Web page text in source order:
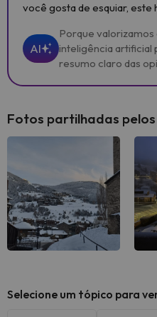
você gosta de esquiar, este
AI
Porque
inteligência artificial
resumo claro das
Fotos partilhadas
Selecione um tópico para